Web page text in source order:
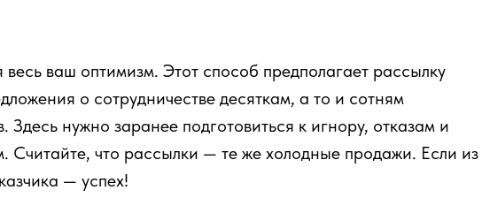
весь ваш оптимизм. Этот способ предполагает рассылку
о сотрудничестве десяткам, а то и сотням
Здесь нужно заранее подготовиться к игнору, отказам и
Считайте, что рассылки — те же холодные продажи. Если из
— успех!